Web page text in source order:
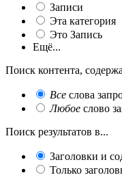
Записи
Эта категория
Это Запись
Ещё...
Поиск контента,
Все слова
Любое слово
Поиск результатов в...
Заголовки и
Только